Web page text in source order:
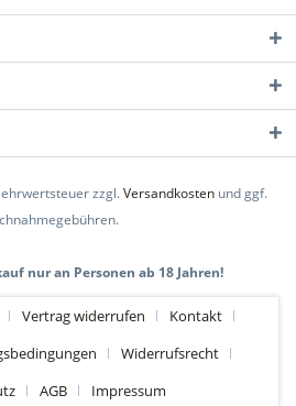
zzgl.Versandkosten und ggf.
nur an Personen ab 18 Jahren!
Vertrag widerrufen
Kontakt
Widerrufsrecht
AGB Impressum